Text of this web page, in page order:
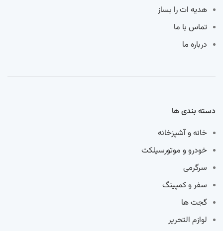
هدیه ات را بساز
تماس با ما
درباره ما
دسته بندی ها
خانه و آشپزخانه
خودرو و موتورسیلکت
سرگرمی
سفر و کمپینگ
گجت ها
لوازم التحریر